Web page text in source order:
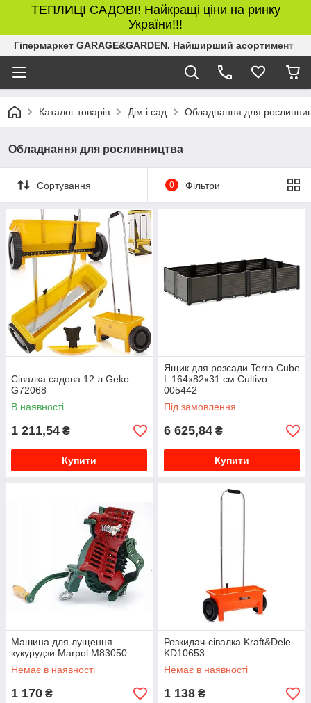
ТЕПЛИЦІ САДОВІ! Найкращі ціни на ринку
України!!!
Гіпермаркет GARAGE&GARDEN. Найширший асортимент
Каталог товарів Дім і сад Обладнання для
Обладнання для рослинництва
Сортування 0 Фільтри
Сівалка садова 12 л Geko
G72068
В наявності
1 211,54 ₴
Купити
Ящик для розсади Terra Cube
L 164x82x31 см Cultivo
005442
Під замовлення
6 625,84 ₴
Купити
Машина для лущення
кукурудзи Marpol M83050
Немає в наявності
1 170 ₴
Розкидач-сівалка Kraft&Dele
KD10653
Немає в наявності
1 138 ₴